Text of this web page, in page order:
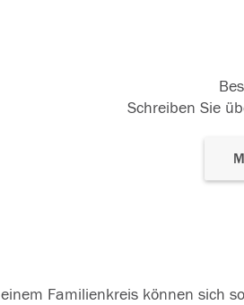
Schreiben Sie
Familienkreis können sich